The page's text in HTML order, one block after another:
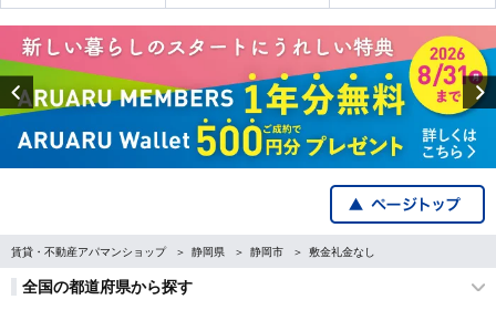
Previous
賃貸・不動産アパマンショップ 静岡県 静岡市 敷金礼金なし
全国の都道府県から探す